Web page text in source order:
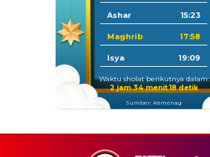
Ashar 15:23
Maghrib 17:58
Isya 19:09
Waktu sholat berikutnya dalam:
2 jam 34 menit 18 detik
Sumber: Kemenag